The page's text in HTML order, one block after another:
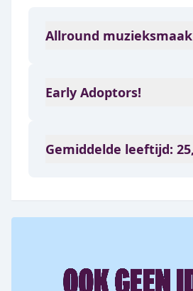
Allround muzieksmaak
Early Adoptors!
Gemiddelde leeftijd: